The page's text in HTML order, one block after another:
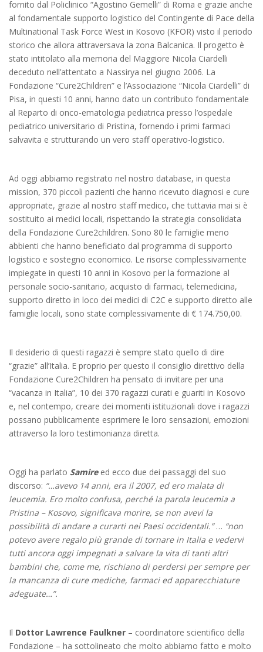
fornito dal Policlinico “Agostino Gemelli” di Roma e grazie anche
al fondamentale supporto logistico del Contingente di Pace della
Multinational Task Force West in Kosovo (KFOR) visto il periodo
storico che allora attraversava la zona Balcanica. Il progetto è
stato intitolato alla memoria del Maggiore Nicola Ciardelli
deceduto nell’attentato a Nassirya nel giugno 2006. La
Fondazione “Cure2Children” e l’Associazione “Nicola Ciardelli” di
Pisa, in questi 10 anni, hanno dato un contributo fondamentale
al Reparto di onco-ematologia pediatrica presso l’ospedale
pediatrico universitario di Pristina, fornendo i primi farmaci
salvavita e strutturando un vero staff operativo-logistico.
Ad oggi abbiamo registrato nel nostro database, in questa
mission, 370 piccoli pazienti che hanno ricevuto diagnosi e cure
appropriate, grazie al nostro staff medico, che tuttavia mai si è
sostituito ai medici locali, rispettando la strategia consolidata
della Fondazione Cure2children. Sono 80 le famiglie meno
abbienti che hanno beneficiato dal programma di supporto
logistico e sostegno economico. Le risorse complessivamente
impiegate in questi 10 anni in Kosovo per la formazione al
personale socio-sanitario, acquisto di farmaci, telemedicina,
supporto diretto in loco dei medici di C2C e supporto diretto alle
famiglie locali, sono state complessivamente di € 174.750,00.
Il desiderio di questi ragazzi è sempre stato quello di dire
“grazie” all’Italia. E proprio per questo il consiglio direttivo della
Fondazione Cure2Children ha pensato di invitare per una
“vacanza in Italia”, 10 dei 370 ragazzi curati e guariti in Kosovo
e, nel contempo, creare dei momenti istituzionali dove i ragazzi
possano pubblicamente esprimere le loro sensazioni, emozioni
attraverso la loro testimonianza diretta.
Oggi ha parlato Samireed ecco due dei passaggi del suo
discorso: “…avevo 14 anni, era il 2007, ed ero malata di
leucemia. Ero molto confusa, perché la parola leucemia a
Pristina – Kosovo, significava morire, se non avevi la
possibilità di andare a curarti nei Paesi occidentali.”… “non
potevo avere regalo più grande di tornare in Italia e vedervi
tutti ancora oggi impegnati a salvare la vita di tanti altri
bambini che, come me, rischiano di perdersi per sempre per
la mancanza di cure mediche, farmaci ed apparecchiature
adeguate…”.
Il Dottor Lawrence Faulkner – coordinatore scientifico della
Fondazione – ha sottolineato che molto abbiamo fatto e molto